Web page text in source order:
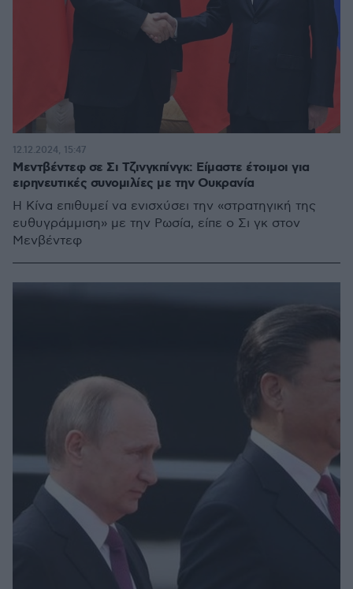
Μεντβέντεφ σε Σι Τζινγκπίνγκ: Είμαστε έτοιμοι για
ειρηνευτικές συνομιλίες με την Ουκρανία
Η Κίνα επιθυμεί να ενισχύσει την «στρατηγική της
ευθυγράμμιση» με την Ρωσία, είπε ο Σι γκ στον
Μενβέντεφ
12.12.2024, 15:47